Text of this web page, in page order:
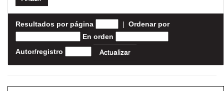
Resultados por página | Ordenar por
En orden
Autor/registro